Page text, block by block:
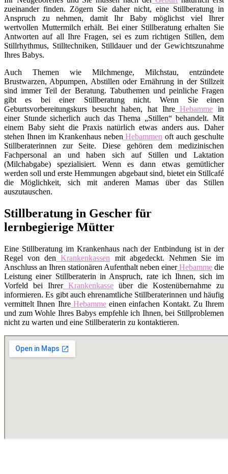
zueinander finden. Zögern Sie daher nicht, eine Stillberatung in
Anspruch zu nehmen, damit Ihr Baby möglichst viel Ihrer
wertvollen Muttermilch erhält. Bei einer Stillberatung erhalten Sie
Antworten auf all Ihre Fragen, sei es zum richtigen Stillen, dem
Stillrhythmus, Stilltechniken, Stilldauer und der Gewichtszunahme
Ihres Babys.
Auch Themen wie Milchmenge, Milchstau, entzündete
Brustwarzen, Abpumpen, Abstillen oder Ernährung in der Stillzeit
sind immer Teil der Beratung. Tabuthemen und peinliche Fragen
gibt es bei einer Stillberatung nicht. Wenn Sie einen
Geburtsvorbereitungskurs besucht haben, hat IhreHebamme in
einer Stunde sicherlich auch das Thema „Stillen“ behandelt. Mit
einem Baby sieht die Praxis natürlich etwas anders aus. Daher
stehen Ihnen im Krankenhaus neben Hebammen oft auch geschulte
Stillberaterinnen zur Seite. Diese gehören dem medizinischen
Fachpersonal an und haben sich auf Stillen und Laktation
(Milchabgabe) spezialisiert. Wenn es dann etwas gemütlicher
werden soll und erste Hemmungen abgebaut sind, bietet ein Stillcafé
die Möglichkeit, sich mit anderen Mamas über das Stillen
auszutauschen.
Stillberatung in Gescher für
lernbegierige Mütter
Eine Stillberatung im Krankenhaus nach der Entbindung ist in der
Regel von den Krankenkassen mit abgedeckt. Nehmen Sie im
Anschluss an Ihren stationären Aufenthalt neben einerHebamme die
Leistung einer Stillberaterin in Anspruch, rate ich Ihnen, sich im
Vorfeld bei IhrerKrankenkasse über die Kostenübernahme zu
informieren. Es gibt auch ehrenamtliche Stillberaterinnen und häufig
vermittelt Ihnen IhreHebammeeinen einfachen Kontakt. Zu Ihrem
und zum Wohle Ihres Babys empfehle ich Ihnen, bei Stillproblemen
nicht zu warten und eine Stillberaterin zu kontaktieren.